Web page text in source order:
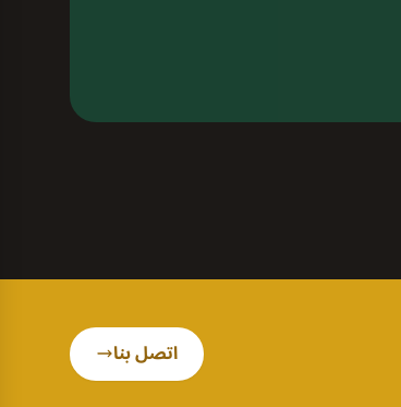
اتصل بنا